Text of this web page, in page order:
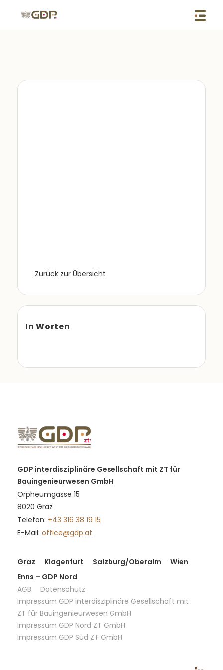
Zurück zur Übersicht
In Worten
GDP interdisziplinäre Gesellschaft mit ZT für
Bauingenieurwesen GmbH
Orpheumgasse 15
8020 Graz
Telefon: +43 316 38 19 15
E-Mail: office@gdp.at
Graz Klagenfurt Salzburg/Oberalm
Wien
Enns – GDP Nord
AGB
Datenschutz
Impressum GDP interdisziplinäre Gesellschaft mit
ZT für Bauingenieurwesen GmbH
Impressum GDP Nord ZT GmbH
Impressum GDP Süd ZT GmbH